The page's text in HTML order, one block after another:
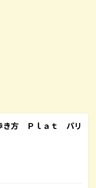
き方 Ｐｌａｔ パリ